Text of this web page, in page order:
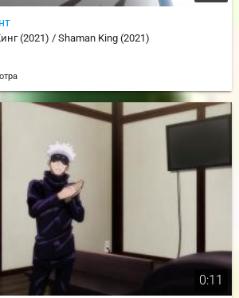
(2021) / Shaman King (2021)
0:11